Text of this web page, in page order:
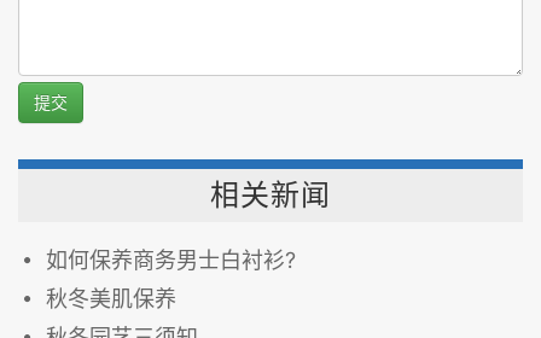
提交
相关新闻
如何保养商务男士白衬衫?
秋冬美肌保养